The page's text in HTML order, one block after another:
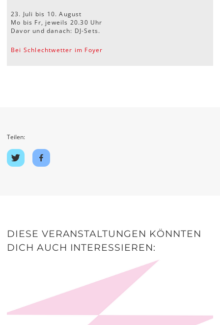
23. Juli bis 10. August
Mo bis Fr, jeweils 20.30 Uhr
Davor und danach: DJ-Sets.
Bei Schlechtwetter im Foyer
Teilen:
Auf
Twitter
Auf
Facebook
DIESE VERANSTALTUNGEN KÖNNTEN
DICH AUCH INTERESSIEREN: